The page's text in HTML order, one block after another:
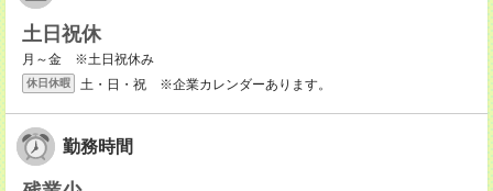
土日祝休
月～金 ※土日祝休み
休日休暇 土・日・祝 ※企業カレンダーあります。
勤務時間